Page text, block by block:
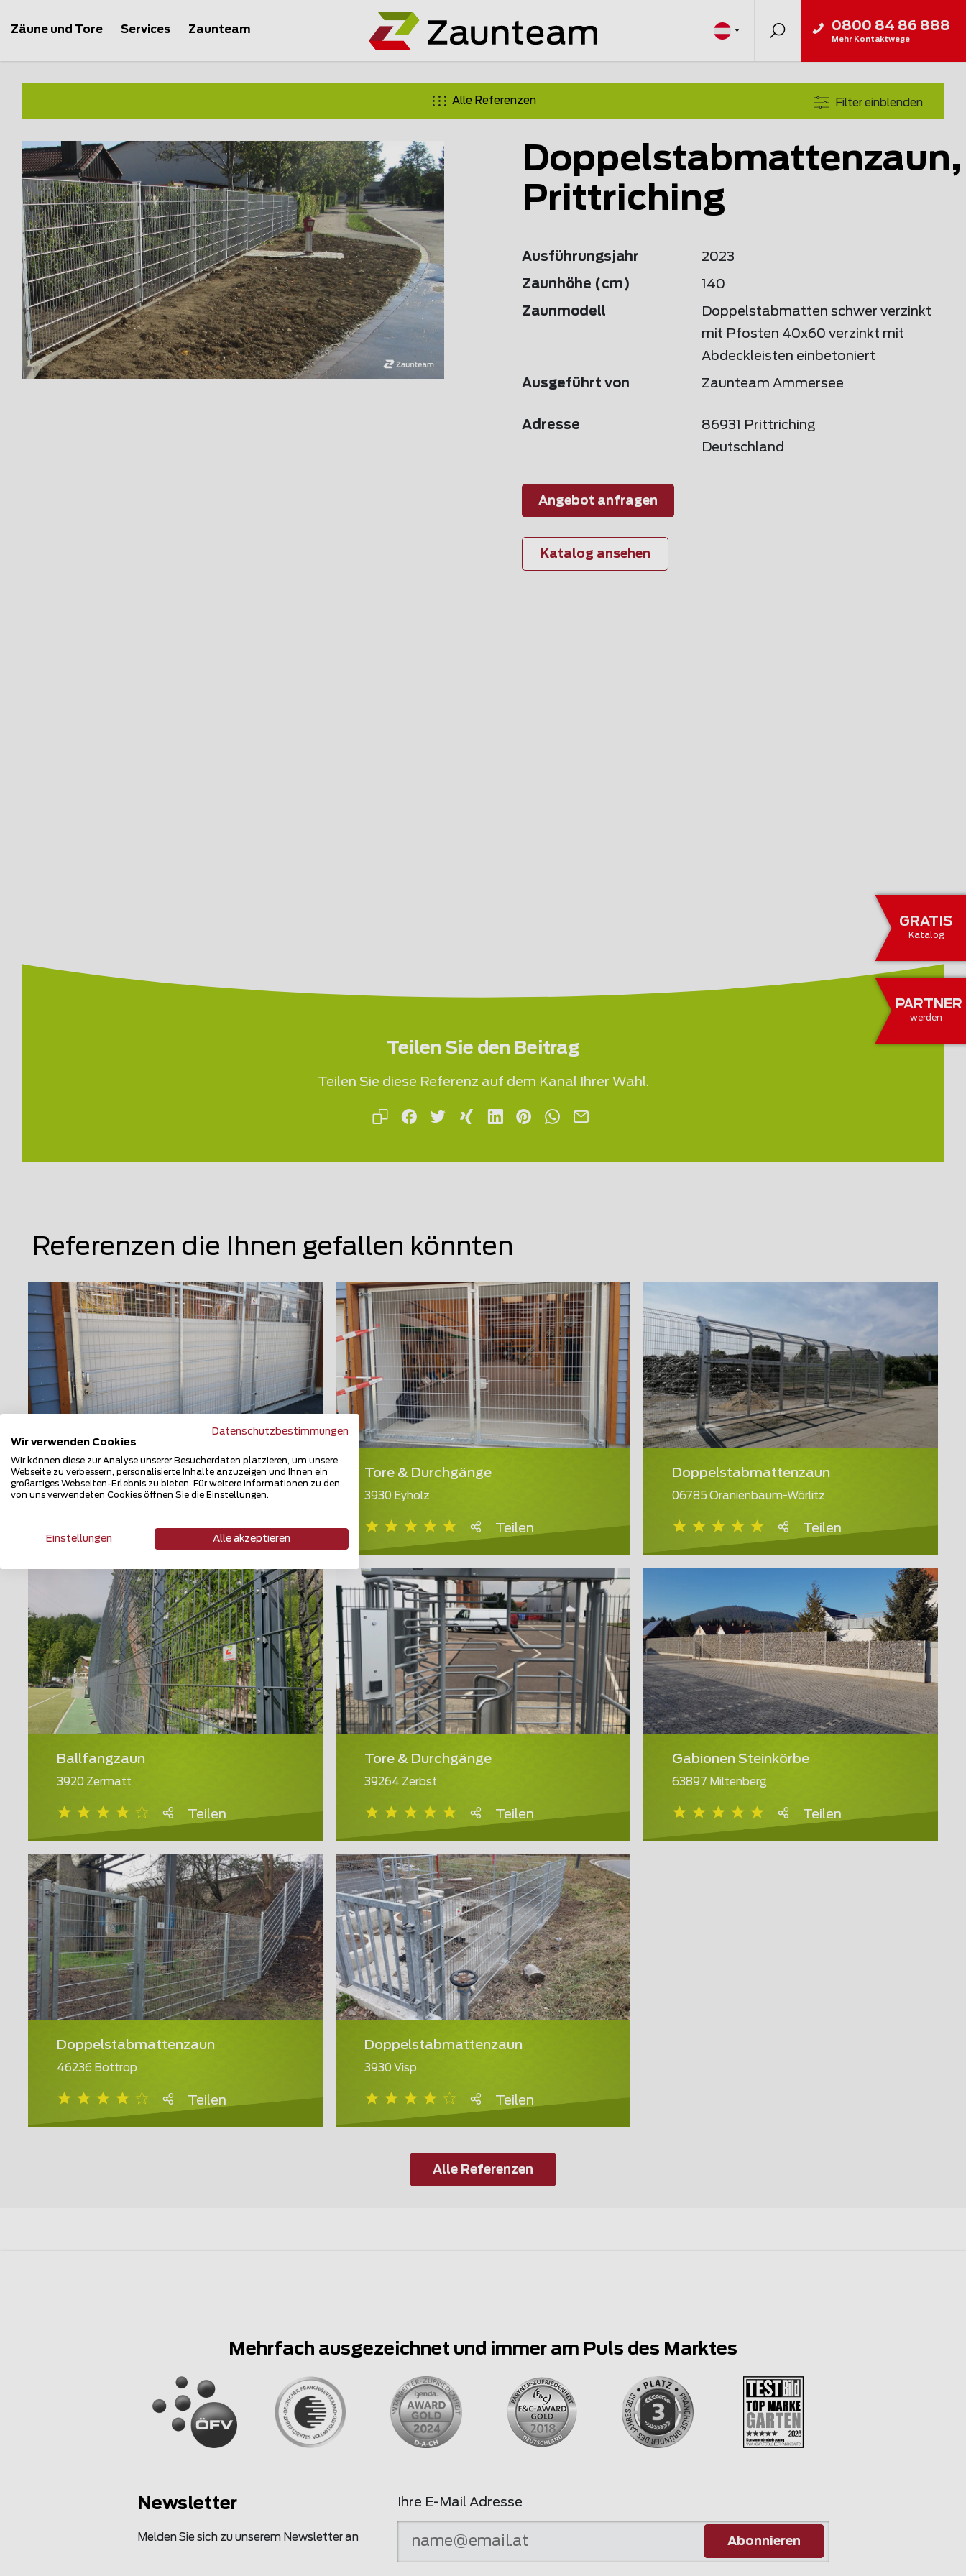
GRATIS
Katalog
PARTNER
werden
Zäune und Tore Services Zaunteam 0800 84 86 888
Mehr Kontaktwege
Alle Referenzen Filter einblenden
Doppelstabmattenzaun,
Prittriching
Ausführungsjahr 2023
Zaunhöhe (cm) 140
Zaunmodell
Doppelstabmatten schwer verzinkt
mit Pfosten 40x60 verzinkt mit
Abdeckleisten einbetoniert
Ausgeführt von Zaunteam Ammersee
Adresse
86931 Prittriching
Deutschland
Angebot anfragen
Katalog ansehen
Teilen Sie den Beitrag
Teilen Sie diese Referenz auf dem Kanal Ihrer Wahl.
Referenzen die Ihnen gefallen könnten
Automatische Tore
3930 Eyholz
Teilen
Tore & Durchgänge
3930 Eyholz
Teilen
Doppelstabmattenzaun
06785 Oranienbaum-Wörlitz
Teilen
Ballfangzaun
3920 Zermatt
Teilen
Tore & Durchgänge
39264 Zerbst
Teilen
Gabionen Steinkörbe
63897 Miltenberg
Teilen
Doppelstabmattenzaun
46236 Bottrop
Teilen
Doppelstabmattenzaun
3930 Visp
Teilen
Alle Referenzen
Mehrfach ausgezeichnet und immer am Puls des Marktes
Newsletter
Melden Sie sich zu unserem Newsletter an
Ihre E-Mail Adresse
Abonnieren
Datenschutzbestimmungen
Wir verwenden Cookies
Wir können diese zur Analyse unserer Besucherdaten platzieren, um unsere
Webseite zu verbessern, personalisierte Inhalte anzuzeigen und Ihnen ein
großartiges Webseiten-Erlebnis zu bieten. Für weitere Informationen zu den
von uns verwendeten Cookies öffnen Sie die Einstellungen.
Einstellungen Alle akzeptieren